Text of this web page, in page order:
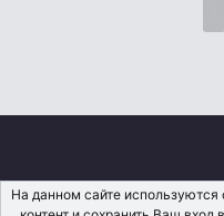
На данном сайте